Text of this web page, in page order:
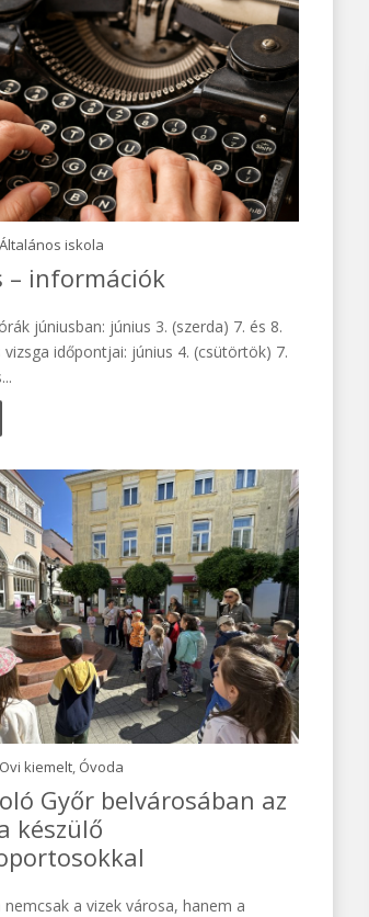
Általános iskola
– információk
júniusban: június 3. (szerda) 7. és 8.
vizsga időpontjai: június 4. (csütörtök) 7.
Ovi kiemelt, Óvoda
Győr belvárosában az
készülő
nemcsak a vizek városa, hanem a